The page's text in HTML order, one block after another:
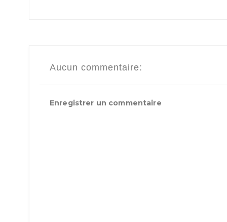
Aucun commentaire:
Enregistrer un commentaire